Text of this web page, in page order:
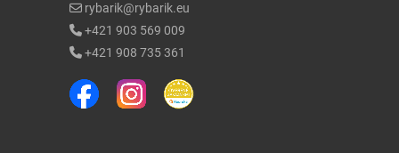
rybarik@rybarik.eu
+421 903 569 009
+421 908 735 361